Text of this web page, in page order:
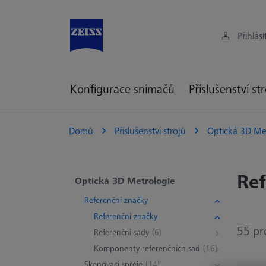
Konfigurace snímačů Příslušenství
Domů Příslušenství strojů Optická 3D
Optická 3D Metrologie
Referenční značky
Referenční značky
Referenční sady (6)
Komponenty referenčních sad (16)
55